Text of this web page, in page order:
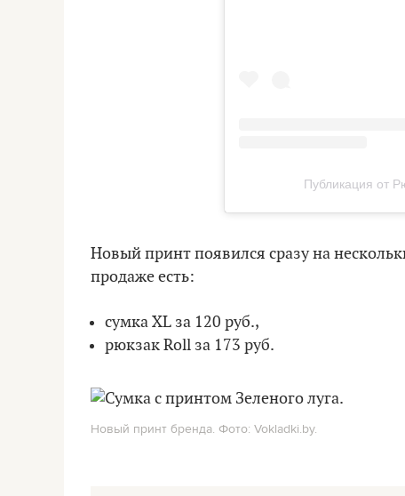
Публикация от
Новый принт появился сразу на
продаже есть:
сумка XL за 120 руб.,
рюкзак Roll за 173 руб.
Новый принт бренда. Фото: Vokladki.by.